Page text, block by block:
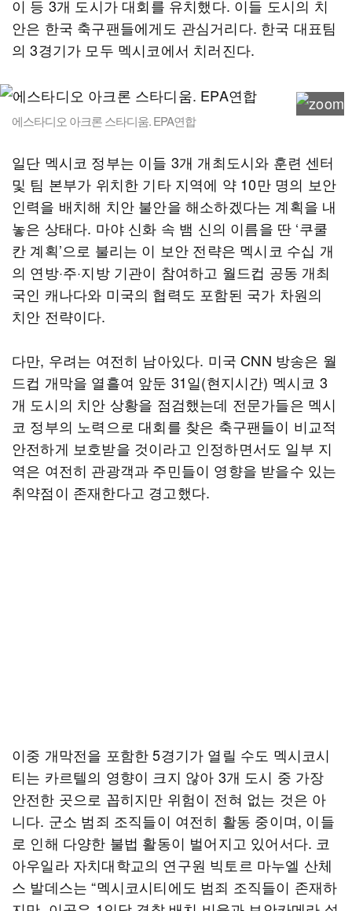
이 등 3개 도시가 대회를 유치했다. 이들 도시의 치
안은 한국 축구팬들에게도 관심거리다. 한국 대표팀
의 3경기가 모두 멕시코에서 치러진다.
에스타디오 아크론 스타디움. EPA연합
일단 멕시코 정부는 이들 3개 개최도시와 훈련 센터
및 팀 본부가 위치한 기타 지역에 약 10만 명의 보안
인력을 배치해 치안 불안을 해소하겠다는 계획을 내
놓은 상태다. 마야 신화 속 뱀 신의 이름을 딴 ‘쿠쿨
칸 계획’으로 불리는 이 보안 전략은 멕시코 수십 개
의 연방·주·지방 기관이 참여하고 월드컵 공동 개최
국인 캐나다와 미국의 협력도 포함된 국가 차원의
치안 전략이다.
다만, 우려는 여전히 남아있다. 미국 CNN 방송은 월
드컵 개막을 열흘여 앞둔 31일(현지시간) 멕시코 3
개 도시의 치안 상황을 점검했는데 전문가들은 멕시
코 정부의 노력으로 대회를 찾은 축구팬들이 비교적
안전하게 보호받을 것이라고 인정하면서도 일부 지
역은 여전히 관광객과 주민들이 영향을 받을수 있는
취약점이 존재한다고 경고했다.
이중 개막전을 포함한 5경기가 열릴 수도 멕시코시
티는 카르텔의 영향이 크지 않아 3개 도시 중 가장
안전한 곳으로 꼽히지만 위험이 전혀 없는 것은 아
니다. 군소 범죄 조직들이 여전히 활동 중이며, 이들
로 인해 다양한 불법 활동이 벌어지고 있어서다. 코
아우일라 자치대학교의 연구원 빅토르 마누엘 산체
스 발데스는 “멕시코시티에도 범죄 조직들이 존재하